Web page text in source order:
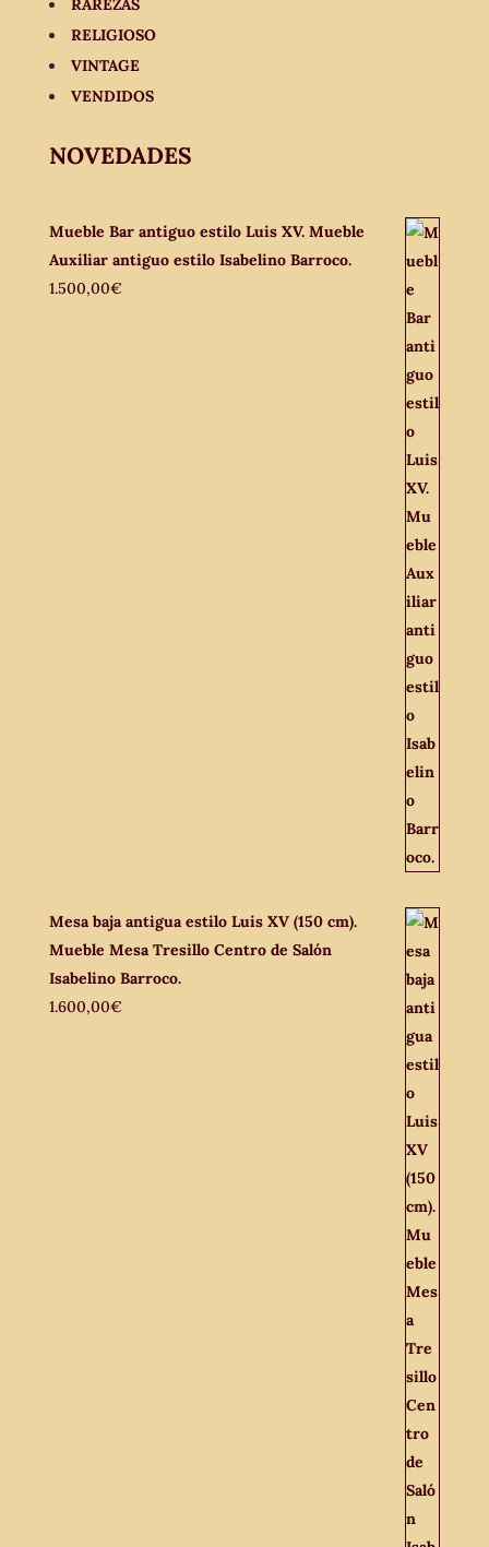
RAREZAS
RELIGIOSO
VINTAGE
VENDIDOS
NOVEDADES
Mueble Bar antiguo estilo Luis XV. Mueble
Auxiliar antiguo estilo Isabelino Barroco.
1.500,00€
Mesa baja antigua estilo Luis XV (150 cm).
Mueble Mesa Tresillo Centro de Salón
Isabelino Barroco.
1.600,00€